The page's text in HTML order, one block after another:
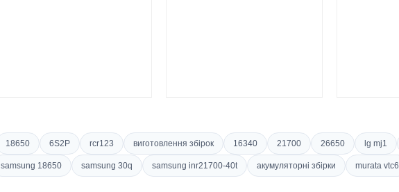
18650 6S2P rcr123 виготовлення збірок 16340 21700 26650 lg mj1
samsung 18650 samsung 30q samsung inr21700-40t акумуляторні збірки murata vtc6